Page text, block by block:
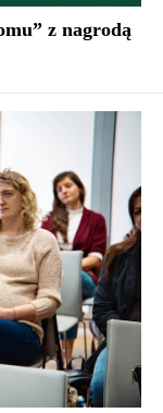
z nagrodą